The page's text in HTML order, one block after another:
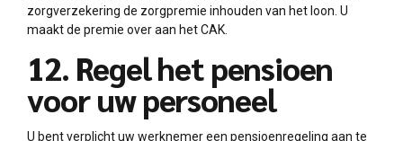
zorgverzekering de zorgpremie inhouden van het loon. U
maakt de premie over aan het CAK.
12. Regel het pensioen
voor uw personeel
U bent verplicht uw werknemer een pensioenregeling aan te